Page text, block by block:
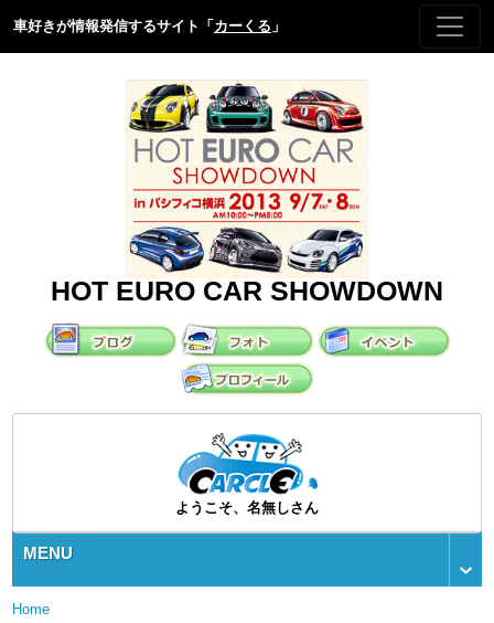
車好きが情報発信するサイト「 カーくる 」
HOT EURO CAR SHOWDOWN
ようこそ、名無しさん
MENU
Home